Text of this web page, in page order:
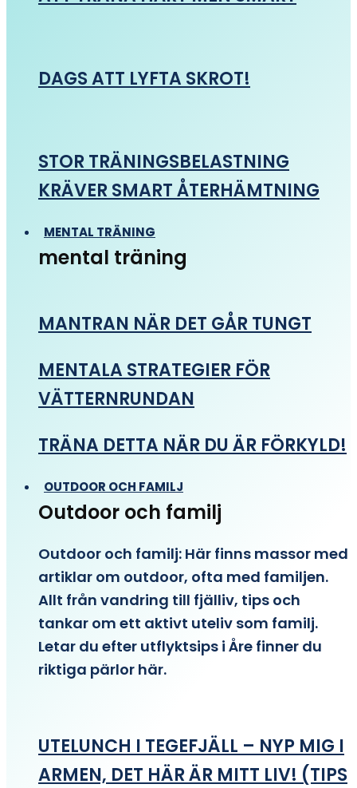
DAGS ATT LYFTA SKROT!
STOR TRÄNINGSBELASTNING
KRÄVER SMART ÅTERHÄMTNING
MENTAL TRÄNING
mental träning
MANTRAN NÄR DET GÅR TUNGT
MENTALA STRATEGIER FÖR
VÄTTERNRUNDAN
TRÄNA DETTA NÄR DU ÄR FÖRKYLD!
OUTDOOR OCH FAMILJ
Outdoor och familj
Outdoor och familj: Här finns massor med
artiklar om outdoor, ofta med familjen.
Allt från vandring till fjälliv, tips och
tankar om ett aktivt uteliv som familj.
Letar du efter utflyktsips i Åre finner du
riktiga pärlor här.
UTELUNCH I TEGEFJÄLL – NYP MIG I
ARMEN, DET HÄR ÄR MITT LIV! (TIPS